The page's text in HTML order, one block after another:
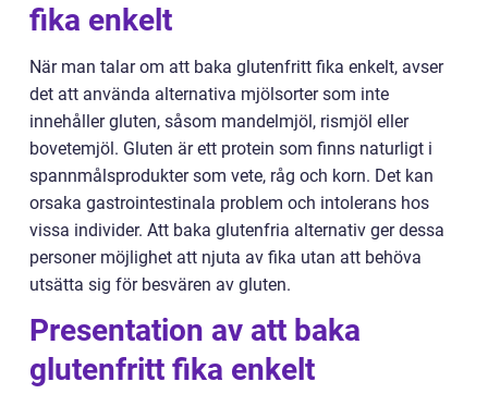
fika enkelt
När man talar om att baka glutenfritt fika enkelt, avser
det att använda alternativa mjölsorter som inte
innehåller gluten, såsom mandelmjöl, rismjöl eller
bovetemjöl. Gluten är ett protein som finns naturligt i
spannmålsprodukter som vete, råg och korn. Det kan
orsaka gastrointestinala problem och intolerans hos
vissa individer. Att baka glutenfria alternativ ger dessa
personer möjlighet att njuta av fika utan att behöva
utsätta sig för besvären av gluten.
Presentation av att baka
glutenfritt fika enkelt